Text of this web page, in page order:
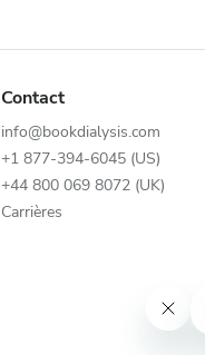
Contact
info@bookdialysis.com
+1 877-394-6045 (US)
+44 800 069 8072 (UK)
Carrières